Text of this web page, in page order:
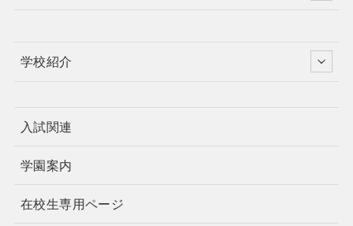
学校紹介
入試関連
学園案内
在校生専用ページ